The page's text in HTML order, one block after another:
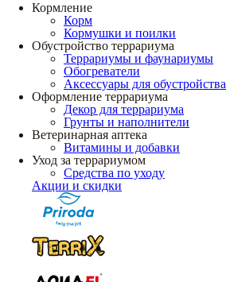
Кормление
Корм
Кормушки и поилки
Обустройство террариума
Террариумы и фаунариумы
Обогреватели
Аксессуары для обустройства
Оформление террариума
Декор для террариума
Грунты и наполнители
Ветеринарная аптека
Витамины и добавки
Уход за террариумом
Средства по уходу
Акции и скидки